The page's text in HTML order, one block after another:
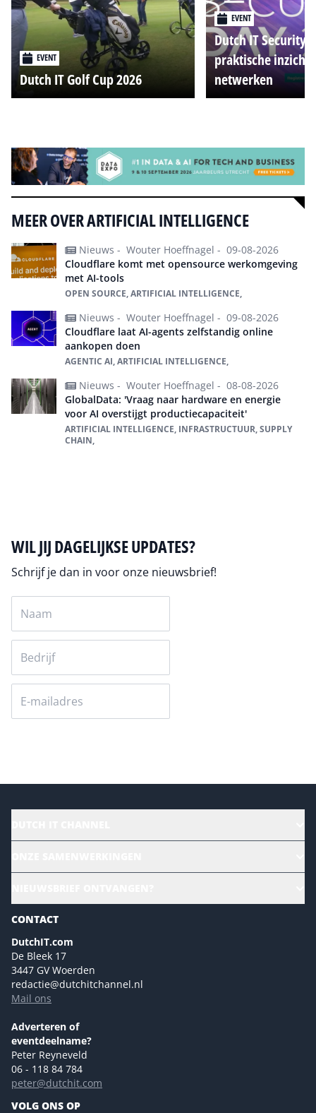
EVENT
Dutch IT Golf Cup 2026
EVENT
Dutch IT Security
praktische
netwerken
MEER OVER ARTIFICIAL INTELLIGENCE
Nieuws - Wouter Hoeffnagel - 09-08-2026
Cloudflare komt met opensource werkomgeving
met AI-tools
OPEN SOURCE, ARTIFICIAL INTELLIGENCE,
Nieuws - Wouter Hoeffnagel - 09-08-2026
Cloudflare laat AI-agents zelfstandig online
aankopen doen
AGENTIC AI, ARTIFICIAL INTELLIGENCE,
Nieuws - Wouter Hoeffnagel - 08-08-2026
GlobalData: 'Vraag naar hardware en energie
voor AI overstijgt productiecapaciteit'
ARTIFICIAL INTELLIGENCE, INFRASTRUCTUUR, SUPPLY
CHAIN,
WIL JIJ DAGELIJKSE UPDATES?
Schrijf je dan in voor onze nieuwsbrief!
Magazines
Marketingmogelijkheden 2026
Eventmogelijkheden 2026
Advertising opportunities 2026 ENG
Event opportunities 2026 ENG
NL Digital
Versturen
CONTACT
DutchIT.com
De Bleek 17
3447 GV Woerden
redactie@dutchitchannel.nl
Mail ons
Adverteren of
eventdeelname?
Peter Reyneveld
06 - 118 84 784
peter@dutchit.com
VOLG ONS OP